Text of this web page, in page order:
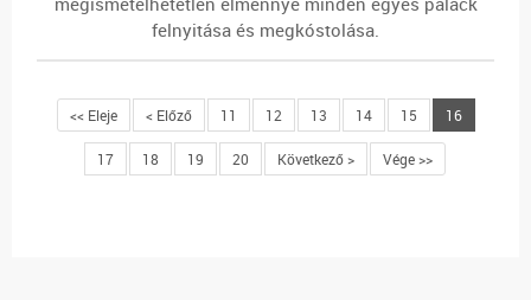
felnyitása és megkóstolása.
<< Eleje < Előző 11 12 13 14 15 16
17 18 19 20 Következő > Vége >>